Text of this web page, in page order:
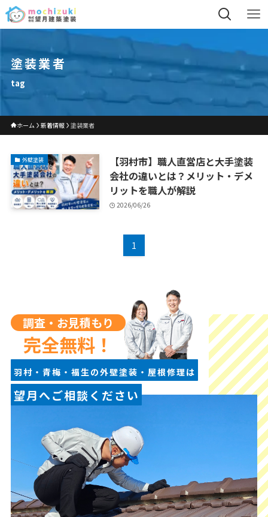
塗装業者
tag
ホーム 新着情報 塗装業者
外壁塗装
【羽村市】職人直営店と大手塗装
会社の違いとは？メリット・デメ
リットを職人が解説
2026/06/26
1
調査・お見積もり
完全無料！
羽村・青梅・福生の外壁塗装・屋根修理は
望月へご相談ください